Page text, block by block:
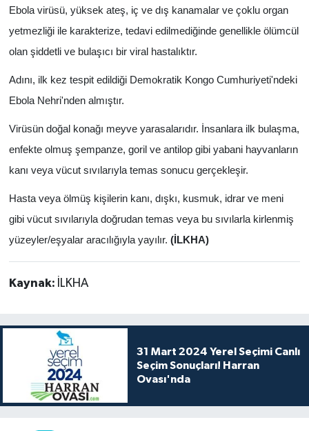
Ebola virüsü, yüksek ateş, iç ve dış kanamalar ve çoklu organ
yetmezliği ile karakterize, tedavi edilmediğinde genellikle ölümcül
olan şiddetli ve bulaşıcı bir viral hastalıktır.
Adını, ilk kez tespit edildiği Demokratik Kongo Cumhuriyeti'ndeki
Ebola Nehri'nden almıştır.
Virüsün doğal konağı meyve yarasalarıdır. İnsanlara ilk bulaşma,
enfekte olmuş şempanze, goril ve antilop gibi yabani hayvanların
kanı veya vücut sıvılarıyla temas sonucu gerçekleşir.
Hasta veya ölmüş kişilerin kanı, dışkı, kusmuk, idrar ve meni
gibi vücut sıvılarıyla doğrudan temas veya bu sıvılarla kirlenmiş
yüzeyler/eşyalar aracılığıyla yayılır. (İLKHA)
Kaynak: İLKHA
31 Mart 2024 Yerel Seçimi Canlı
Seçim Sonuçları! Harran
Ovası'nda